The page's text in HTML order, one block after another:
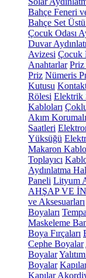
Bahçe Feneri
Bahçe Set
Çocuk Odası
Duvar
Avizesi Çocuk
Anahtarlar Priz
Priz Nümeris
Kutusu
Rölesi Elektrik
Kabloları
Akım
Saatleri
Yüksüğü
Makaron Kablo
Toplayıcı
Aydınlatma
Paneli Lityum
AHŞAP VE
ve Aksesuarları
Boyaları
Maskeleme
Boya Fırçaları
Cephe Boyalar
Boyalar
Boyalar
Kapılar